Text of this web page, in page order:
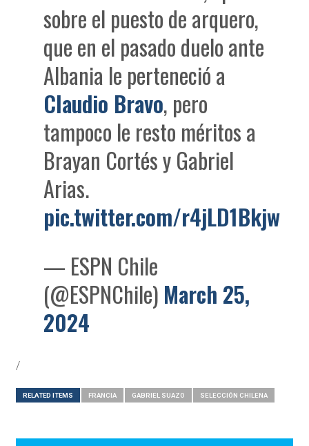
sobre el puesto de arquero,
que en el pasado duelo ante
Albania le perteneció a
Claudio Bravo, pero
tampoco le resto méritos a
Brayan Cortés y Gabriel
Arias.
pic.twitter.com/r4jLD1Bkjw
— ESPN Chile
(@ESPNChile) March 25,
2024
/
RELATED ITEMS FRANCIA GABRIEL SUAZO SELECCIÓN CHILENA